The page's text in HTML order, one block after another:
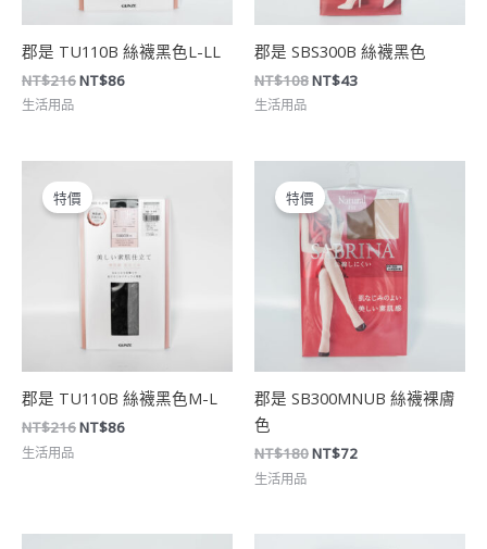
郡是 TU110B 絲襪黑色L-LL
NT$216NT$86
生活用品
郡是 SBS300B 絲襪黑色
NT$108NT$43
生活用品
特價
郡是 TU110B 絲襪黑色M-L
NT$216
始
價
格：
NT$216。
NT$86
價
格：
NT$86。
生活用品
特價
郡是 SB300MNUB 絲襪裸膚
色
NT$180
始
價
格：
NT$180。
NT$72
前
價
格：
NT$72。
生活用品